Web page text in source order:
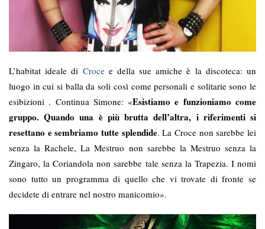
L’habitat ideale di Crocee della sue amiche è la discoteca: un
luogo in cui si balla da soli così come personali e solitarie sono le
esibizioni . Continua Simone: «Esistiamo e funzioniamo come
gruppo. Quando una è più brutta dell’altra, i riferimenti si
resettano e sembriamo tutte splendide. La Croce non sarebbe lei
senza la Rachele, La Mestruo non sarebbe la Mestruo senza la
Zingaro, la Coriandola non sarebbe tale senza la Trapezia. I nomi
sono tutto un programma di quello che vi trovate di fronte se
decidete di entrare nel nostro manicomio».